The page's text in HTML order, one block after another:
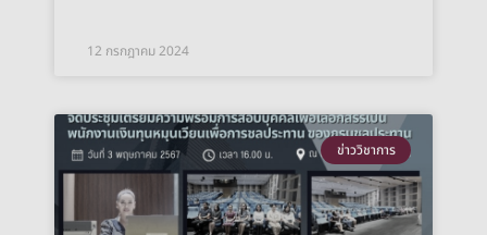
12 กรกฎาคม 2024
ข่าววิชาการ